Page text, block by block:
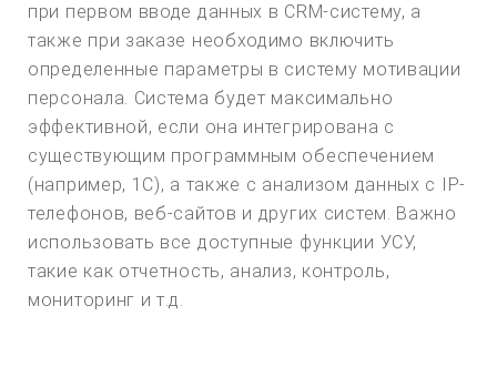
при первом вводе данных в CRM-систему, а
также при заказе необходимо включить
определенные параметры в систему мотивации
персонала. Система будет максимально
эффективной, если она интегрирована с
существующим программным обеспечением
(например, 1С), а также с анализом данных с IP-
телефонов, веб-сайтов и других систем. Важно
использовать все доступные функции УСУ,
такие как отчетность, анализ, контроль,
мониторинг и т.д.